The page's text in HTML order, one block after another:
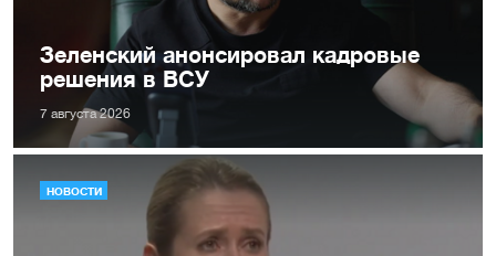
Зеленский анонсировал кадровые
решения в ВСУ
7 августа 2026
НОВОСТИ